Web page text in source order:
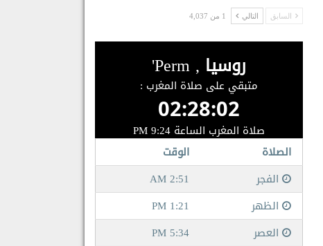
السابق التالي 1 من 4,037